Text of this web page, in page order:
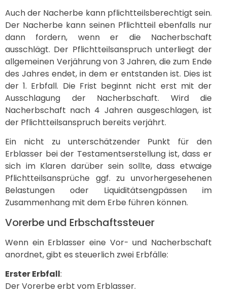
Auch der Nacherbe kann pflichtteilsberechtigt sein.
Der Nacherbe kann seinen Pflichtteil ebenfalls nur
dann fordern, wenn er die Nacherbschaft
ausschlägt. Der Pflichtteilsanspruch unterliegt der
allgemeinen Verjährung von 3 Jahren, die zum Ende
des Jahres endet, in dem er entstanden ist. Dies ist
der 1. Erbfall. Die Frist beginnt nicht erst mit der
Ausschlagung der Nacherbschaft. Wird die
Nacherbschaft nach 4 Jahren ausgeschlagen, ist
der Pflichtteilsanspruch bereits verjährt.
Ein nicht zu unterschätzender Punkt für den
Erblasser bei der Testamentserstellung ist, dass er
sich im Klaren darüber sein sollte, dass etwaige
Pflichtteilsansprüche ggf. zu unvorhergesehenen
Belastungen oder Liquiditätsengpässen im
Zusammenhang mit dem Erbe führen können.
Vorerbe und Erbschaftssteuer
Wenn ein Erblasser eine Vor- und Nacherbschaft
anordnet, gibt es steuerlich zwei Erbfälle:
Erster Erbfall:
Der Vorerbe erbt vom Erblasser.